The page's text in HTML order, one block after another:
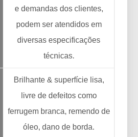
e demandas dos clientes,
podem ser atendidos em
diversas especificações
técnicas.
Brilhante & superfície lisa,
livre de defeitos como
ferrugem branca, remendo de
óleo, dano de borda.